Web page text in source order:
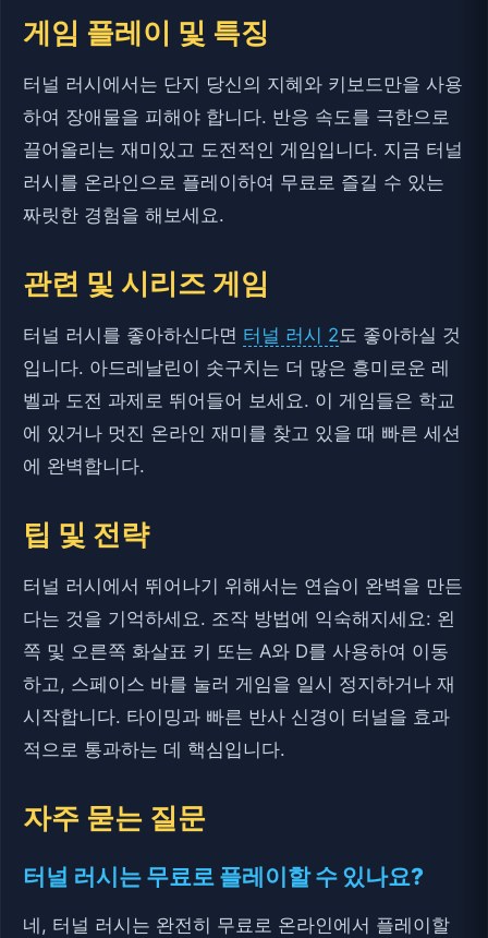
게임 플레이 및 특징
터널 러시에서는 단지 당신의 지혜와 키보드만을 사용
하여 장애물을 피해야 합니다. 반응 속도를 극한으로
끌어올리는 재미있고 도전적인 게임입니다. 지금 터널
러시를 온라인으로 플레이하여 무료로 즐길 수 있는
짜릿한 경험을 해보세요.
관련 및 시리즈 게임
터널 러시를 좋아하신다면 터널 러시 2 도 좋아하실 것
입니다. 아드레날린이 솟구치는 더 많은 흥미로운 레
벨과 도전 과제로 뛰어들어 보세요. 이 게임들은 학교
에 있거나 멋진 온라인 재미를 찾고 있을 때 빠른 세션
에 완벽합니다.
팁 및 전략
터널 러시에서 뛰어나기 위해서는 연습이 완벽을 만든
다는 것을 기억하세요. 조작 방법에 익숙해지세요: 왼
쪽 및 오른쪽 화살표 키 또는 A와 D를 사용하여 이동
하고, 스페이스 바를 눌러 게임을 일시 정지하거나 재
시작합니다. 타이밍과 빠른 반사 신경이 터널을 효과
적으로 통과하는 데 핵심입니다.
자주 묻는 질문
터널 러시는 무료로 플레이할 수 있나요?
네, 터널 러시는 완전히 무료로 온라인에서 플레이할